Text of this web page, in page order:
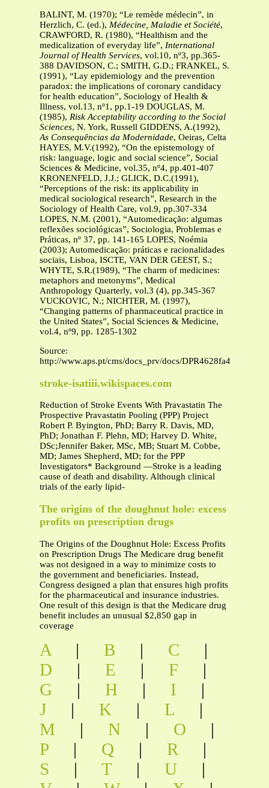
BALINT, M. (1970); “Le remède médecin”, in
Herzlich, C. (ed.), Médecine, Maladie et Société,
CRAWFORD, R. (1980), “Healthism and the
medicalization of everyday life”, International
Journal of Health Services, vol.10, nº3, pp.365-
388 DAVIDSON, C.; SMITH, G.D.; FRANKEL, S.
(1991), “Lay epidemiology and the prevention
paradox: the implications of coronary candidacy
for health education”, Sociology of Health &
Illness, vol.13, nº1, pp.1-19 DOUGLAS, M.
(1985), Risk Acceptability according to the Social
Sciences, N. York, Russell GIDDENS, A.(1992),
As Consequências da Modernidade, Oeiras, Celta
HAYES, M.V.(1992), “On the epistemology of
risk: language, logic and social science”, Social
Sciences & Medicine, vol.35, nº4, pp.401-407
KRONENFELD, J.J.; GLICK, D.C.(1991),
“Perceptions of the risk: its applicability in
medical sociological research”, Research in the
Sociology of Health Care, vol.9, pp.307-334
LOPES, N.M. (2001), “Automedicação: algumas
reflexões sociológicas”, Sociologia, Problemas e
Práticas, nº 37, pp. 141-165 LOPES, Noémia
(2003); Automedicação: práticas e racionalidades
sociais, Lisboa, ISCTE, VAN DER GEEST, S.;
WHYTE, S.R.(1989), “The charm of medicines:
metaphors and metonyms”, Medical
Anthropology Quarterly, vol.3 (4), pp.345-367
VUCKOVIC, N.; NICHTER, M. (1997),
“Changing patterns of pharmaceutical practice in
the United States”, Social Sciences & Medicine,
vol.4, nº9, pp. 1285-1302
Source:
http://www.aps.pt/cms/docs_prv/docs/
stroke-isatiii.wikispaces.com
Reduction of Stroke Events With Pravastatin The
Prospective Pravastatin Pooling (PPP) Project
Robert P. Byington, PhD; Barry R. Davis, MD,
PhD; Jonathan F. Plehn, MD; Harvey D. White,
DSc;Jennifer Baker, MSc, MB; Stuart M. Cobbe,
MD; James Shepherd, MD; for the PPP
Investigators* Background —Stroke is a leading
cause of death and disability. Although clinical
trials of the early lipid-
The origins of the doughnut hole: excess
profits on prescription drugs
The Origins of the Doughnut Hole: Excess Profits
on Prescription Drugs The Medicare drug benefit
was not designed in a way to minimize costs to
the government and beneficiaries. Instead,
Congress designed a plan that ensures high profits
for the pharmaceutical and insurance industries.
One result of this design is that the Medicare drug
benefit includes an unusual $2,850 gap in
coverage
A | B | C
|
D
| E | F
|
G
| H | I
|
J
| K | L
|
M
| N | O
|
P
| Q | R
|
S
| T | U
|